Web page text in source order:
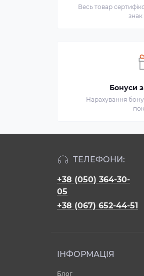
Весь товар
знак
Бонуси
Нарахування
ТЕЛЕФОНИ:
+38 (050) 364-30-
05
+38 (067) 652-44-51
ІНФОРМАЦІЯ
Блог